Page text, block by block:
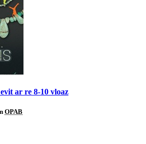
ar re 8-10 vloaz
OPAB